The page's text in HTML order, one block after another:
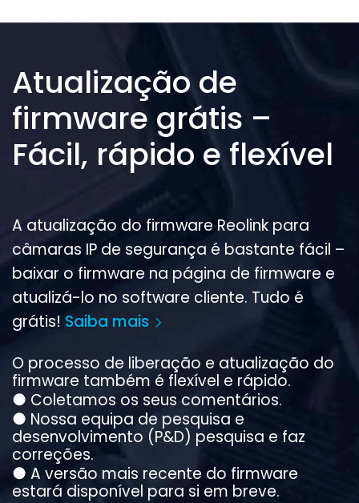
Atualização de
firmware grátis –
Fácil, rápido e flexível
A atualização do firmware Reolink para
câmaras IP de segurança é bastante fácil –
baixar o firmware na página de firmware e
atualizá-lo no software cliente. Tudo é
grátis! Saiba mais
O processo de liberação e atualização do
firmware também é flexível e rápido.
● Coletamos os seus comentários.
● Nossa equipa de pesquisa e
desenvolvimento (P&D) pesquisa e faz
correções.
● A versão mais recente do firmware
estará disponível para si em breve.